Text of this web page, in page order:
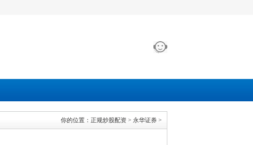
你的位置： 正规炒股配资 > 永华证券 >